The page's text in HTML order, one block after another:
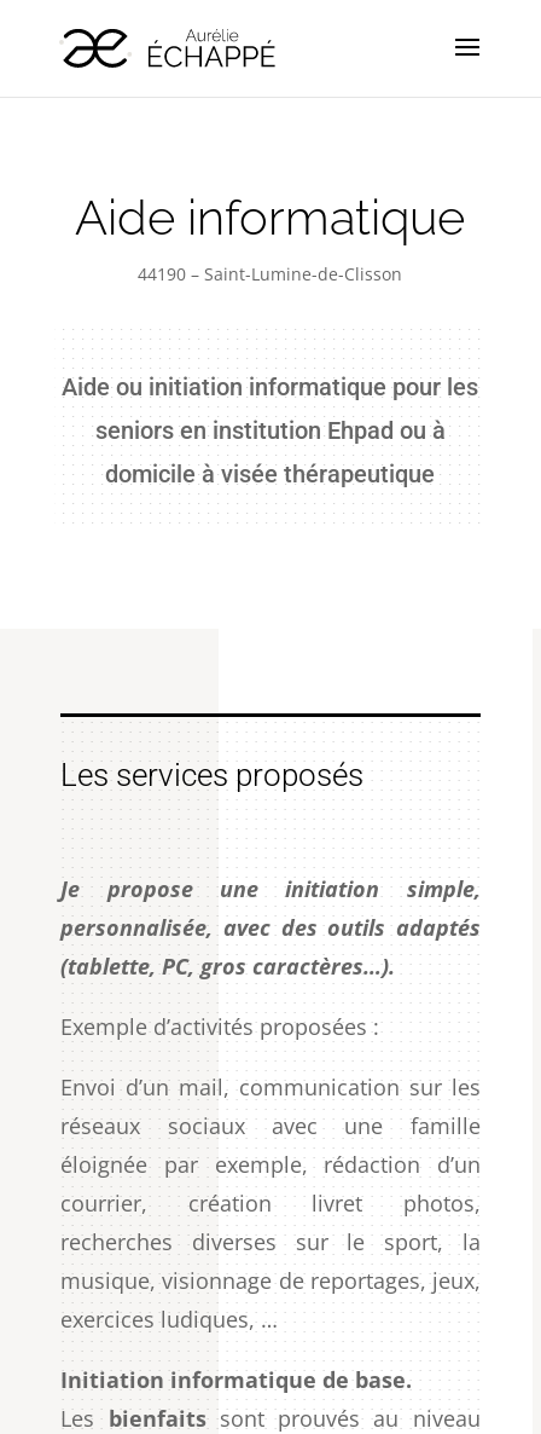
Aide informatique
44190 – Saint-Lumine-de-Clisson
Aide ou initiation informatique pour les
seniors en institution Ehpad ou à
domicile à visée thérapeutique
Les services proposés
Je propose une initiation simple,
personnalisée, avec des outils adaptés
(tablette, PC, gros caractères…).
Exemple d’activités proposées :
Envoi d’un mail, communication sur les
réseaux sociaux avec une famille
éloignée par exemple, rédaction d’un
courrier, création livret photos,
recherches diverses sur le sport, la
musique, visionnage de reportages, jeux,
exercices ludiques, …
Initiation informatique de base.
Les bienfaitssont prouvés au niveau